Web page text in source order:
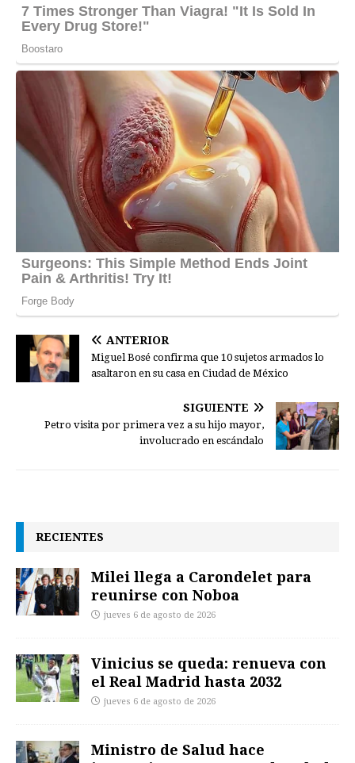
ANTERIOR
Miguel Bosé confirma que 10 sujetos armados lo
asaltaron en su casa en Ciudad de México
SIGUIENTE
Petro visita por primera vez a su hijo mayor,
involucrado en escándalo
RECIENTES
Milei llega a Carondelet para
reunirse con Noboa
jueves 6 de agosto de 2026
Vinicius se queda: renueva con
el Real Madrid hasta 2032
jueves 6 de agosto de 2026
Ministro de Salud hace